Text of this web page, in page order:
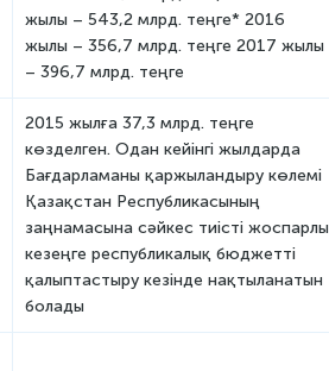
жылы – 543,2 млрд. теңге* 2016
жылы – 356,7 млрд. теңге 2017 жылы
– 396,7 млрд. теңге
2015 жылға 37,3 млрд. теңге
көзделген. Одан кейінгі жылдарда
Бағдарламаны қаржыландыру көлемі
Қазақстан Республикасының
заңнамасына сәйкес тиісті жоспарлы
кезеңге республикалық бюджетті
қалыптастыру кезінде нақтыланатын
болады